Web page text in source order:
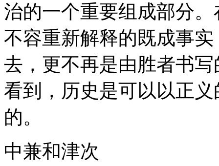
治的一个重要组成部分
不容重新解释的既成事
去，更不再是由胜者书
看到，历史是可以以正
的。
中兼和津次